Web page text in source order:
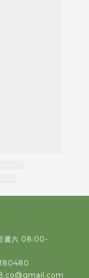
週六 08:00-